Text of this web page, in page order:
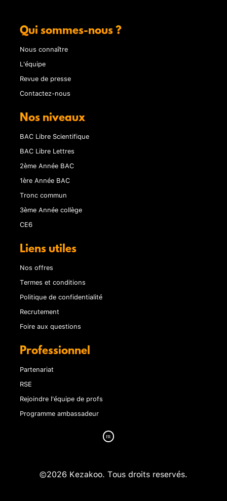
Qui sommes-nous ?
Nous connaître
L'équipe
Revue de presse
Contactez-nous
Nos niveaux
BAC Libre Scientifique
BAC Libre Lettres
2ème Année BAC
1ère Année BAC
Tronc commun
3ème Année collège
CE6
Liens utiles
Nos offres
Termes et conditions
Politique de confidentialité
Recrutement
Foire aux questions
Professionnel
Partenariat
RSE
Rejoindre l'équipe de profs
Programme ambassadeur
©2026 Kezakoo. Tous droits reservés.